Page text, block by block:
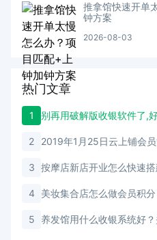
推拿馆快速开单
钟方案
2026-08-03
热门文章
1 别再用破解版收银软件了,
2 2019年1月25日云上铺会
3 按摩店新店开业怎么快速
4 美妆集合店怎么做会员积
5 养发馆用什么收银系统好